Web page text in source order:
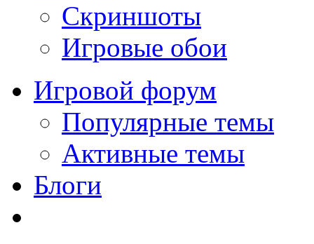
Скриншоты
Игровые обои
Игровой форум
Популярные темы
Активные темы
Блоги